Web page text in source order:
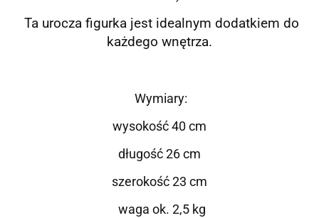
Ta urocza figurka jest idealnym dodatkiem do
każdego wnętrza.
Wymiary:
wysokość 40 cm
długość 26 cm
szerokość 23 cm
waga ok. 2,5 kg